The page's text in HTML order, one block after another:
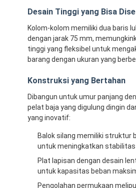
Desain Tinggi yang Bisa
Kolom-kolom memiliki dua baris
dengan jarak 75 mm,
tinggi yang fleksibel untuk
barang dengan ukuran yang
Konstruksi yang Bertahan
Dibangun untuk umur panjang
pelat baja yang digulung dingin
yang inovatif:
Balok silang memiliki struktur
untuk meningkatkan stabilitas
Plat lapisan dengan desain
untuk kapasitas beban
Pengolahan permukaan